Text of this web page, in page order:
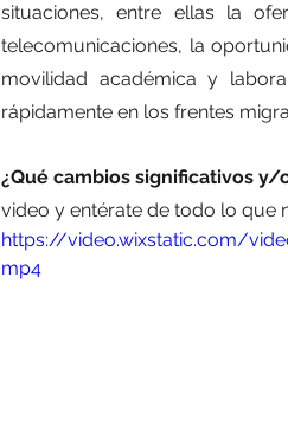
situaciones, entre ellas la
telecomunicaciones, la
movilidad académica y
rápidamente en los frentes
¿Qué cambios significativos
video y entérate de todo lo que
https://video.wixstatic.com/
mp4